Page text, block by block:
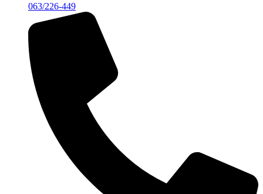
063/226-449